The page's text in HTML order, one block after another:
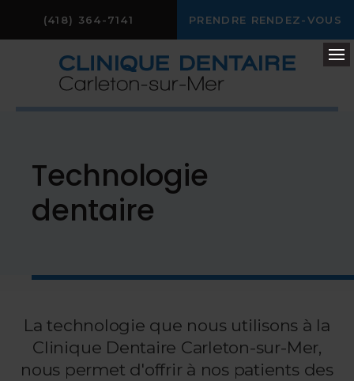
(418) 364-7141 PRENDRE RENDEZ-VOUS
Technologie
dentaire
La technologie que nous utilisons à la
Clinique Dentaire Carleton-sur-Mer,
nous permet d'offrir à nos patients des